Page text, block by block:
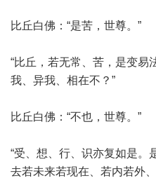
比丘白佛：“是苦，世尊。”
“比丘，若无常、苦，是变易
我、异我、相在不？”
比丘白佛：“不也，世尊。”
“受、想、行、识亦复如是。
去若未来若现在、若内若外